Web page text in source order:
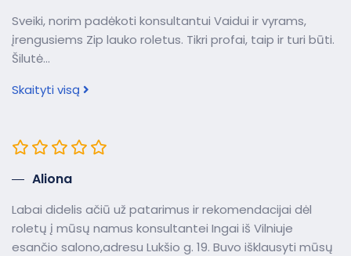
Sveiki, norim padėkoti konsultantui Vaidui ir vyrams,
įrengusiems Zip lauko roletus. Tikri profai, taip ir turi būti.
Šilutė...
Skaityti visą
Aliona
Labai didelis ačiū už patarimus ir rekomendacijai dėl
roletų į mūsų namus konsultantei Ingai iš Vilniuje
esančio salono,adresu Lukšio g. 19. Buvo išklausyti mūsų